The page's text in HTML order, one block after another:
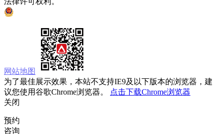
网站地图
为了最佳展示效果，本站不支持IE9及以下版本的浏览器，建
议您使用谷歌Chrome浏览器。
点击下载Chrome浏览器
关闭
预约
咨询